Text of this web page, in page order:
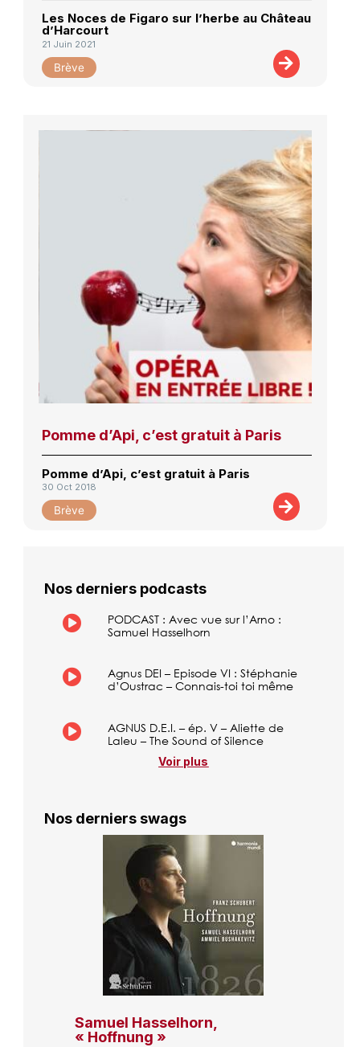
Les Noces de Figaro sur l’herbe au Château
d’Harcourt
21 Juin 2021
Brève
Pomme d’Api, c’est gratuit à Paris
Pomme d’Api, c’est gratuit à Paris
30 Oct 2018
Brève
Nos derniers podcasts
PODCAST : Avec vue sur l’Arno :
Samuel Hasselhorn
Agnus DEI – Episode VI : Stéphanie
d’Oustrac – Connais-toi toi même
AGNUS D.E.I. – ép. V – Aliette de
Laleu – The Sound of Silence
Voir plus
Nos derniers swags
Samuel Hasselhorn,
« Hoffnung »